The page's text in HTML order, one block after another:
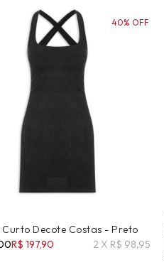
Curto Decote Costas - Preto
R$ 197,90 2 X R$ 98,95
40% OFF